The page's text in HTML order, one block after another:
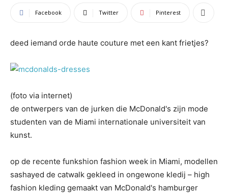
Facebook Twitter Pinterest
deed iemand orde haute couture met een kant frietjes?
(foto via internet)
de ontwerpers van de jurken die McDonald's zijn mode
studenten van de Miami internationale universiteit van
kunst.
op de recente funkshion fashion week in Miami, modellen
sashayed de catwalk gekleed in ongewone kledij – high
fashion kleding gemaakt van McDonald's hamburger